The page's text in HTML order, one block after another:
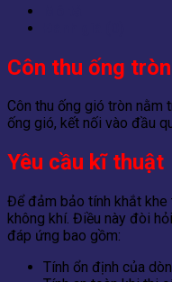
Côn thu ống
Côn thu ống gió tròn nằm
ống gió, kết nối vào đầu
Yêu cầu kĩ thuật
Để đảm bảo tính khắt khe
không khí. Điều này đòi
đáp ứng bao gồm:
Tính ổn định của